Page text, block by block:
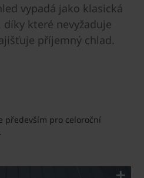
vypadá jako klasická
které nevyžaduje
příjemný chlad.
především pro celoroční